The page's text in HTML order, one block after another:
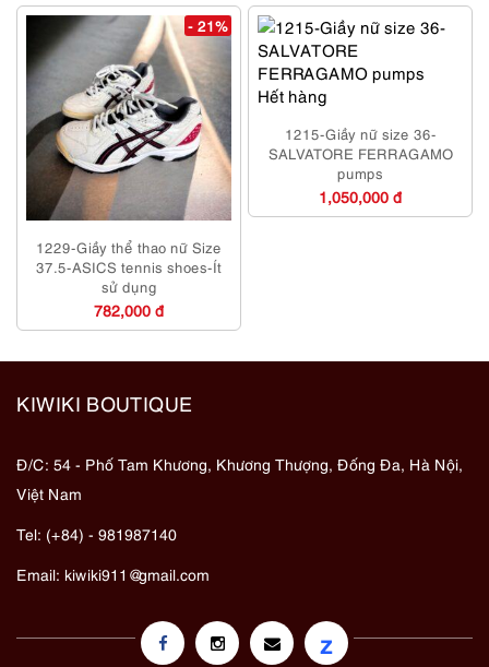
- 21%
1229-Giầy thể thao nữ Size
37.5-ASICS tennis shoes-Ít
sử dụng
782,000 đ
Hết hàng
1215-Giầy nữ size 36-
SALVATORE FERRAGAMO
pumps
1,050,000 đ
KIWIKI BOUTIQUE
Đ/C: 54 - Phố Tam Khương, Khương Thượng, Đống Đa, Hà Nội,
Việt Nam
Tel: (+84) - 981987140
Email: kiwiki911@gmail.com
z